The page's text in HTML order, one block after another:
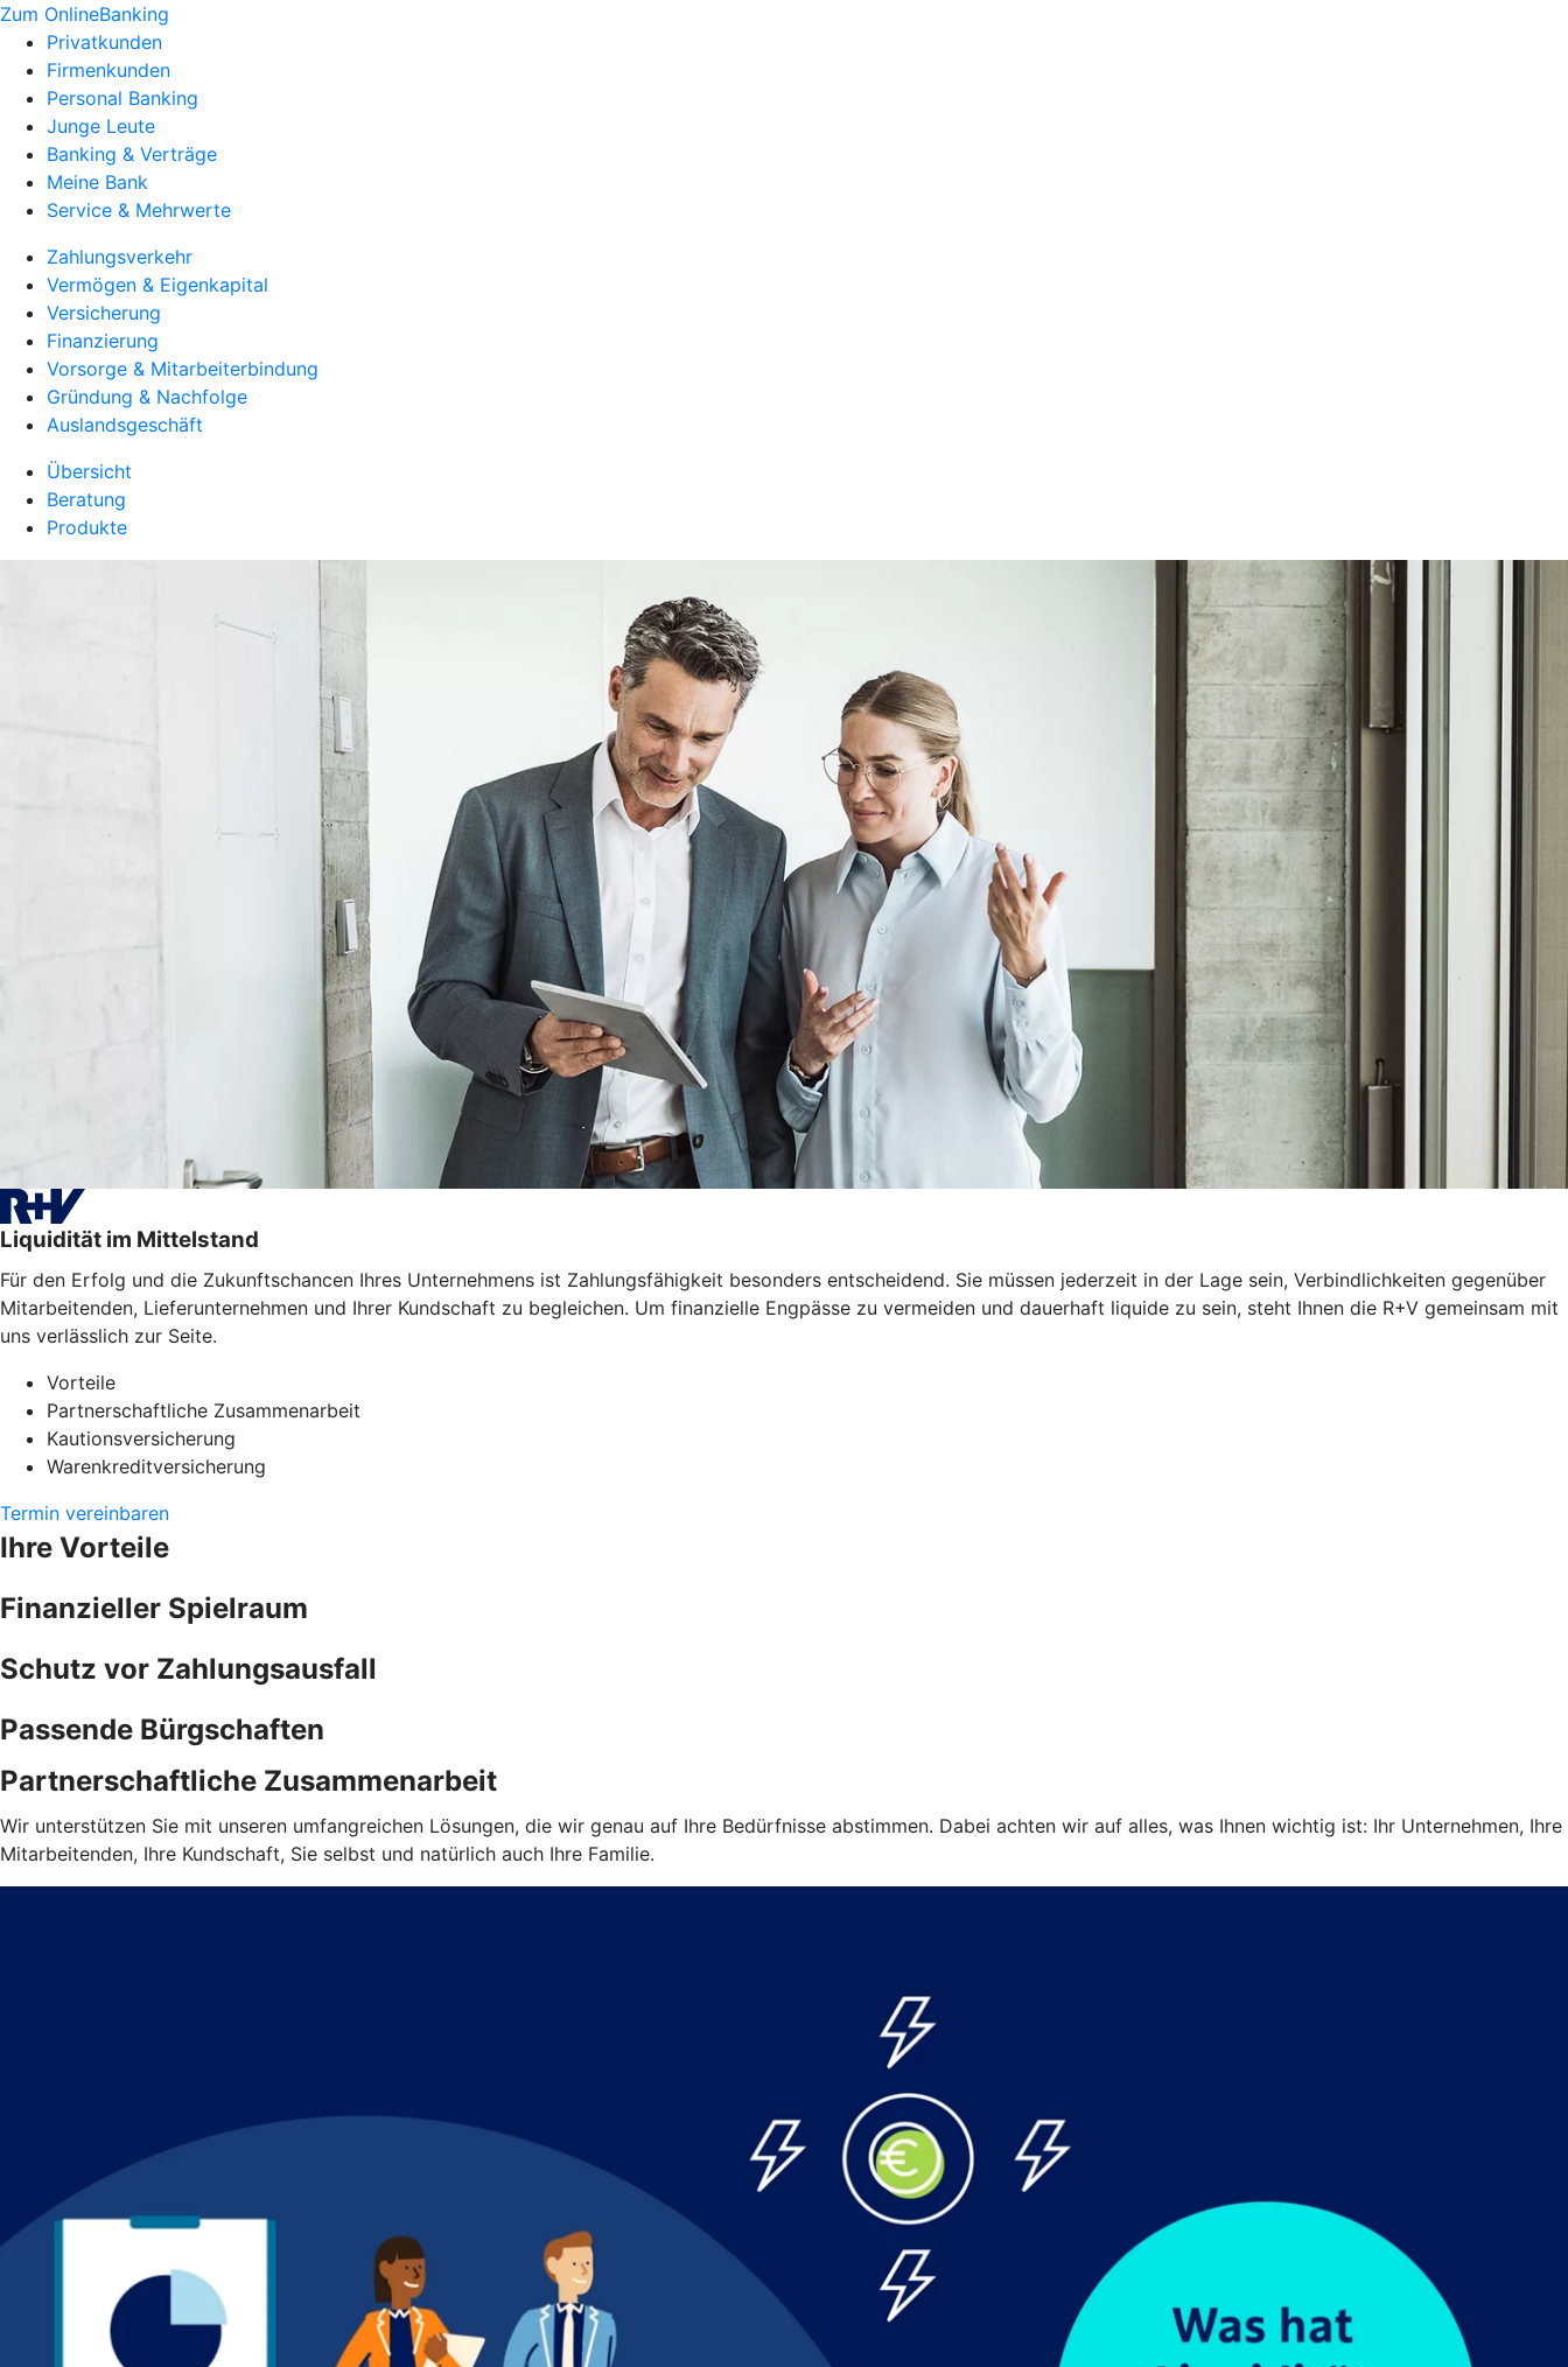
Zum OnlineBanking
Privatkunden
Firmenkunden
Personal Banking
Junge Leute
Banking & Verträge
Meine Bank
Service & Mehrwerte
Zahlungsverkehr
Vermögen & Eigenkapital
Versicherung
Finanzierung
Vorsorge & Mitarbeiterbindung
Gründung & Nachfolge
Auslandsgeschäft
Übersicht
Beratung
Produkte
Liquidität im Mittelstand
Für den Erfolg und die Zukunftschancen Ihres Unternehmens ist Zahlungsfähigkeit besonders entscheidend. Sie müssen jederzeit in der Lage sein, Verbindlichkeiten gegenüber
Mitarbeitenden, Lieferunternehmen und Ihrer Kundschaft zu begleichen. Um finanzielle Engpässe zu vermeiden und dauerhaft liquide zu sein, steht Ihnen die R+V gemeinsam mit
uns verlässlich zur Seite.
Vorteile
Partnerschaftliche Zusammenarbeit
Kautionsversicherung
Warenkreditversicherung
Termin vereinbaren
Ihre Vorteile
Finanzieller Spielraum
Schutz vor Zahlungsausfall
Passende Bürgschaften
Partnerschaftliche Zusammenarbeit
Wir unterstützen Sie mit unseren umfangreichen Lösungen, die wir genau auf Ihre Bedürfnisse abstimmen. Dabei achten wir auf alles, was Ihnen wichtig ist: Ihr Unternehmen, Ihre
Mitarbeitenden, Ihre Kundschaft, Sie selbst und natürlich auch Ihre Familie.